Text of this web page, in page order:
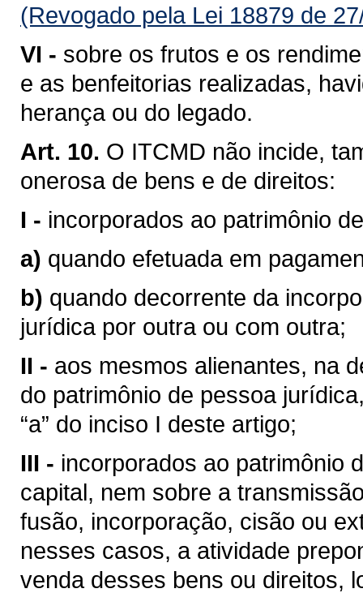
(Revogado pela Lei 18879 de
VI - sobre os frutos e os
e as benfeitorias realizadas,
herança ou do legado.
Art. 10. O ITCMD não incide,
onerosa de bens e de direitos:
I - incorporados ao patrimônio
a) quando efetuada em
b) quando decorrente da
jurídica por outra ou com outra;
II - aos mesmos alienantes, na
do patrimônio de pessoa
“a” do inciso I deste artigo;
III - incorporados ao patrimônio
capital, nem sobre a
fusão, incorporação, cisão ou
nesses casos, a atividade
venda desses bens ou direitos,